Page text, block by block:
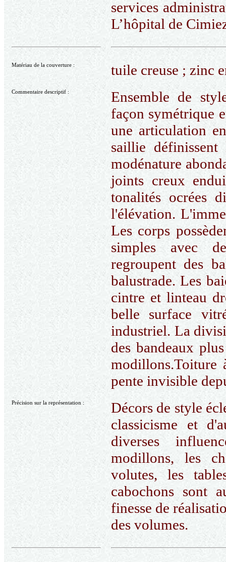
services
L’hôpital de
Matériau de la couverture : tuile creuse ; zinc
Commentaire descriptif :
Ensemble de
façon symétrique
une articulation
saillie
modénature
joints creux
tonalités ocrées
l'élévation.
Les corps
simples avec
regroupent des
balustrade. Les
cintre et linteau
belle surface
industriel. La
des bandeaux
modillons.Toiture
pente invisible
Précision sur la représentation :
Décors de style
classicisme et
diverses
modillons, les
volutes, les
cabochons sont
finesse de
des volumes.